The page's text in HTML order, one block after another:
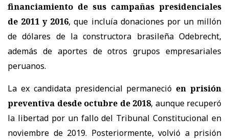
financiamiento de sus campañas presidenciales
de 2011 y 2016, que incluía donaciones por un millón
de dólares de la constructora brasileña Odebrecht,
además de aportes de otros grupos empresariales
peruanos.
La ex candidata presidencial permaneció en prisión
preventiva desde octubre de 2018, aunque recuperó
la libertad por un fallo del Tribunal Constitucional en
noviembre de 2019. Posteriormente, volvió a prisión